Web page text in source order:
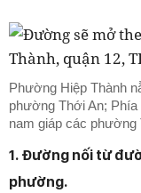
Phường Hiệp Thành
phường Thới An;
nam giáp các phường
1. Đường nối từ
phường.